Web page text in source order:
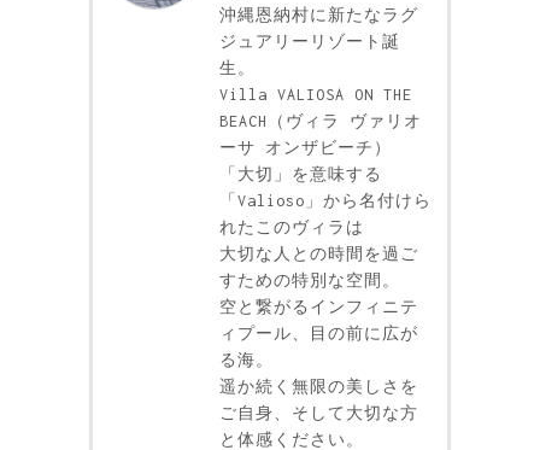
沖縄恩納村に新たなラグ
ジュアリーリゾート誕
生。
Villa VALIOSA ON THE
BEACH（ヴィラ ヴァリオ
ーサ オンザビーチ）
「大切」を意味する
「Valioso」から名付けら
れたこのヴィラは
大切な人との時間を過ご
すための特別な空間。
空と繋がるインフィニテ
ィプール、目の前に広が
る海。
遥か続く無限の美しさを
ご自身、そして大切な方
と体感ください。